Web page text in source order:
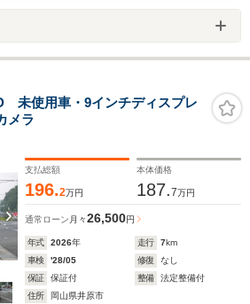
未使用車・9インチディスプレ
メラ
支払総額
196.2万円
本体価格
187.7万円
通常ローン 月々26,500円
年式 2026年 走行 7km
車検
'28/05 修復
なし
保証
保証付 整備
法定整備付
住所
岡山県井原市